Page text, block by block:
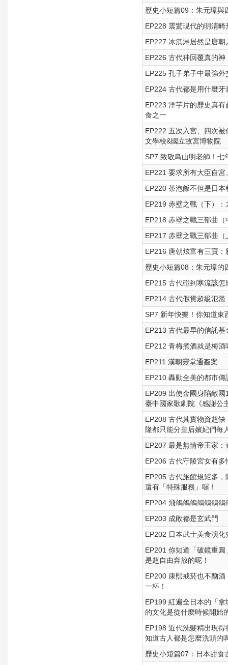
歷史小短篇09：朱元璋與
EP228 震驚現代的明清
EP227 冰淇淋居然是唐
EP226 古代神回覆真的
EP225 孔子弟子中最強
EP224 古代都是用什麼
EP223 洋芋片的歷史真
食之一
EP222 五次入宮、四次
文學校&國立故宮博物院
SP7 致敬鳥山明老師！七
EP221 要求所有大臣自
EP220 茶泡飯不但是日
EP219 赤壁之戰（下）：
EP218 赤壁之戰三部曲
EP217 赤壁之戰三部曲
EP216 唐朝炫富有三寶
歷史小短篇08：朱元璋的
EP215 古代碰到寒流該
EP214 古代假貨超級氾
SP7 新年快樂！你知道東
EP213 古代最早的信託
EP212 青梅煮酒就是梅
EP211 漢朝靈堂通姦案
EP210 轟動全美的都市
EP209 出使金國身陷敵
臺中國家歌劇院《感謝公
EP208 古代其實物資超
隆都只能分皇后嬪妃們每
EP207 最是無情帝王家
EP206 古代守陵宮女有
EP205 古代旅館規矩多
還有「特殊服務」喔！
EP204 飛鴿鴿鴿鴿鴿鴿
EP203 成敗都是玄武門
EP202 日本武士美食演
EP201 你知道「破鏡重
是超自由奔放的呢！
EP200 康熙戒菸也不酗
一杯！
EP199 紅遍全日本的「
的文化是從什麼時候開始
EP198 近代洗髮精出現
知道古人都是怎麼洗頭的
歷史小短篇07：日本甜